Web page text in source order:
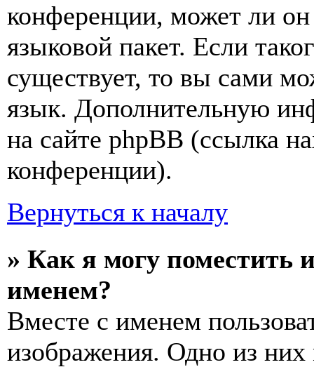
конференции, может ли
языковой пакет. Если
существует, то вы сами
язык. Дополнительную
на сайте phpBB (ссылка
конференции).
Вернуться к началу
» Как я могу поместить
именем?
Вместе с именем
изображения. Одно из